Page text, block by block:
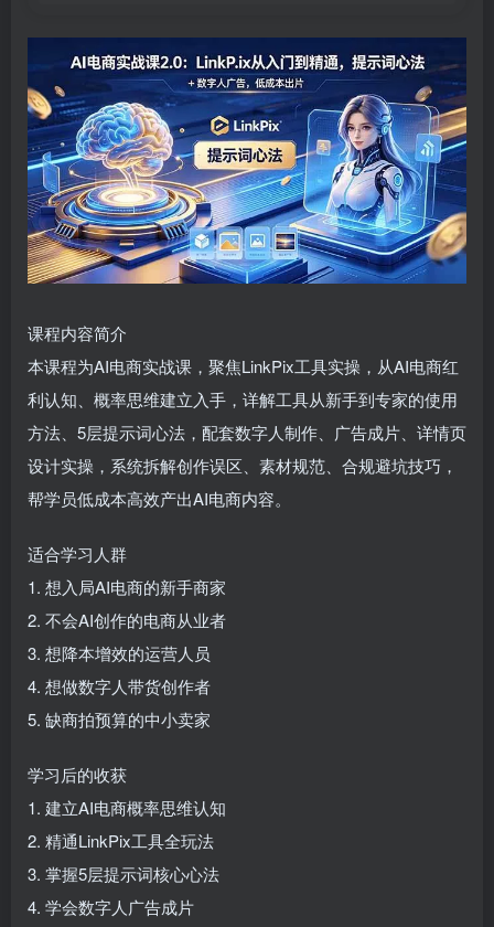
课程内容简介
本课程为AI电商实战课，聚焦LinkPix工具实操，从AI电商红
利认知、概率思维建立入手，详解工具从新手到专家的使用
方法、5层提示词心法，配套数字人制作、广告成片、详情页
设计实操，系统拆解创作误区、素材规范、合规避坑技巧，
帮学员低成本高效产出AI电商内容。
适合学习人群
1. 想入局AI电商的新手商家
2. 不会AI创作的电商从业者
3. 想降本增效的运营人员
4. 想做数字人带货创作者
5. 缺商拍预算的中小卖家
学习后的收获
1. 建立AI电商概率思维认知
2. 精通LinkPix工具全玩法
3. 掌握5层提示词核心心法
4. 学会数字人广告成片
扫码登录即表示同意用户协议、隐私声明